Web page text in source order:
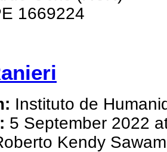
1669224
Instituto de
5 September 2022
Kendy